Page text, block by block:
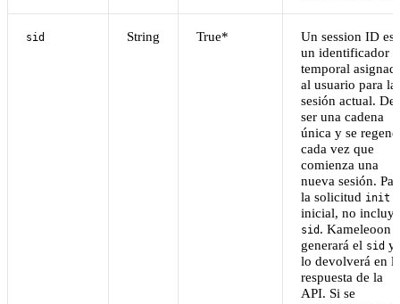
sid String True*
Un session ID es
un identificador
temporal
al usuario para la
sesión actual.
ser una cadena
única y se
cada vez que
comienza una
nueva sesión.
la solicitud init
inicial, no incluya
sid . Kameleoon
generará el sid y
lo devolverá en la
respuesta de la
API. Si se